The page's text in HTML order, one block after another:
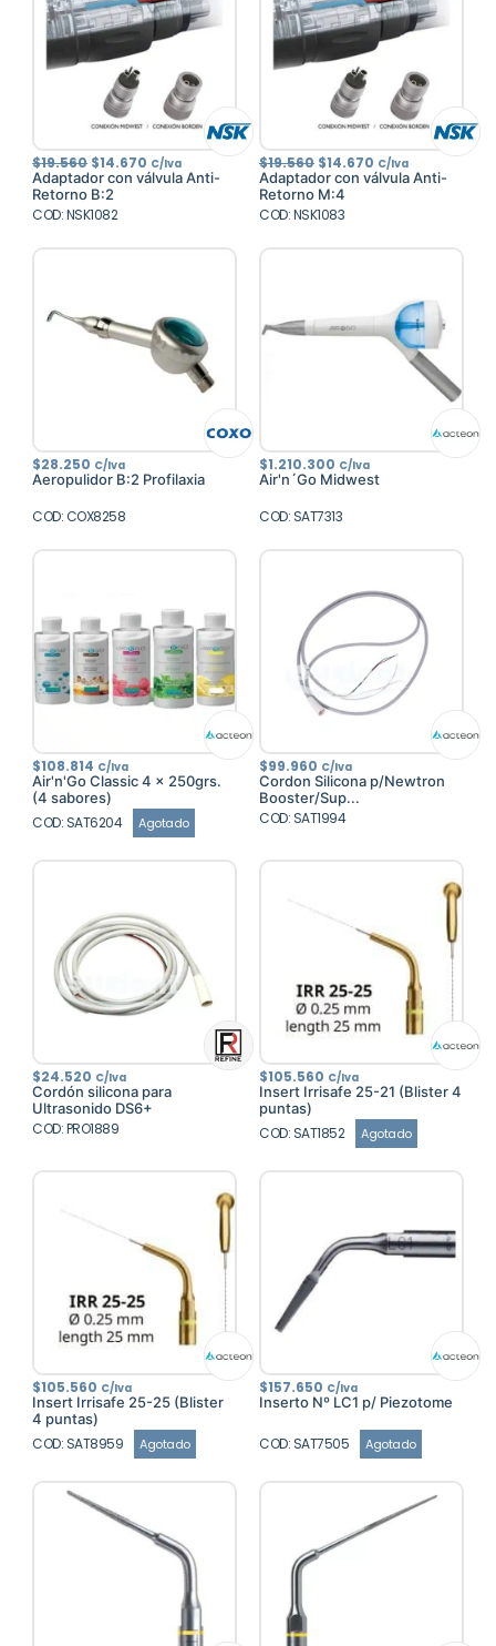
$19.560 El
precio
original
era:
$19.560.
$14.670 El
precio
actual
C/Iva
Adaptador con válvula Anti-
Retorno B:2
COD: NSK1082
$19.560 El
precio
original
era:
$19.560.
$14.670 El
precio
actual
C/Iva
Adaptador con válvula Anti-
Retorno M:4
COD: NSK1083
$28.250 C/Iva
Aeropulidor B:2 Profilaxia
COD: COX8258
$1.210.300 C/Iva
Air'n´Go Midwest
COD: SAT7313
$108.814 C/Iva
Air'n'Go Classic 4 x 250grs.
(4 sabores)
COD: SAT6204 Agotado
$99.960 C/Iva
Cordon Silicona p/Newtron
Booster/Sup...
COD: SAT1994
$24.520 C/Iva
Cordón silicona para
Ultrasonido DS6+
COD: PRO1889
$105.560 C/Iva
Insert Irrisafe 25-21 (Blister 4
puntas)
COD: SAT1852 Agotado
$105.560 C/Iva
Insert Irrisafe 25-25 (Blister
4 puntas)
COD: SAT8959 Agotado
$157.650 C/Iva
Inserto Nº LC1 p/ Piezotome
COD: SAT7505 Agotado